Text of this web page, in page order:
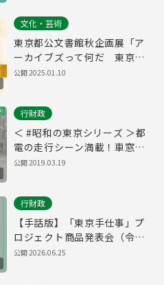
文化・芸術
東京都公文書館秋企画展「ア
ーカイブズって何だ 東京都
域の変遷と所蔵資料の形成
公開2025.01.10
行財政
＜ #昭和の東京シリーズ ＞都
電の走行シーン満載！車窓に
広がる昭和の東京 都電（昭和
公開2019.03.19
行財政
【手話版】「東京手仕事」プ
ロジェクト商品発表会（令和8
年6月10日 東京デイリーニュ
公開2026.06.25